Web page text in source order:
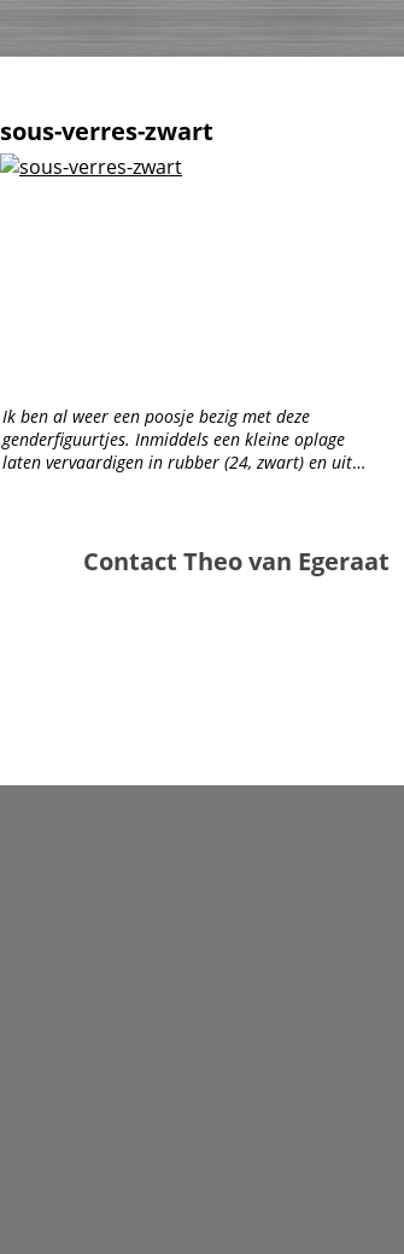
sous-verres-zwart
Ik ben al weer een poosje bezig met deze
genderfiguurtjes. Inmiddels een kleine oplage
laten vervaardigen in rubber (24, zwart) en uit
Contact Theo van Egeraat